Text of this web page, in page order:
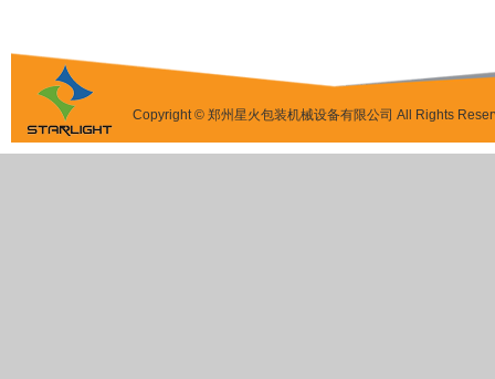
Copyright © 郑州星火包装机械设备有限公司 All Rights